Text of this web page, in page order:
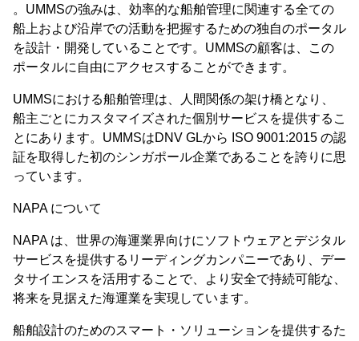
。UMMSの強みは、効率的な船舶管理に関連する全ての
船上および沿岸での活動を把握するための独自のポータル
を設計・開発していることです。UMMSの顧客は、この
ポータルに自由にアクセスすることができます。
UMMSにおける船舶管理は、人間関係の架け橋となり、
船主ごとにカスタマイズされた個別サービスを提供するこ
とにあります。UMMSはDNV GLから ISO 9001:2015 の認
証を取得した初のシンガポール企業であることを誇りに思
っています。
NAPA について
NAPA は、世界の海運業界向けにソフトウェアとデジタル
サービスを提供するリーディングカンパニーであり、デー
タサイエンスを活用することで、より安全で持続可能な、
将来を見据えた海運業を実現しています。
船舶設計のためのスマート・ソリューションを提供するた